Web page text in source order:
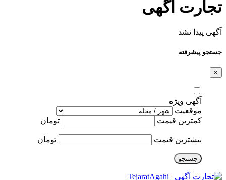
تجارت آگهی
آگهی پیدا نشد
جستجو پیشرفته
×
آگهی ویژه
موقعیت
کمترین قیمت
تومان
بیشترین قیمت تومان
جستجو